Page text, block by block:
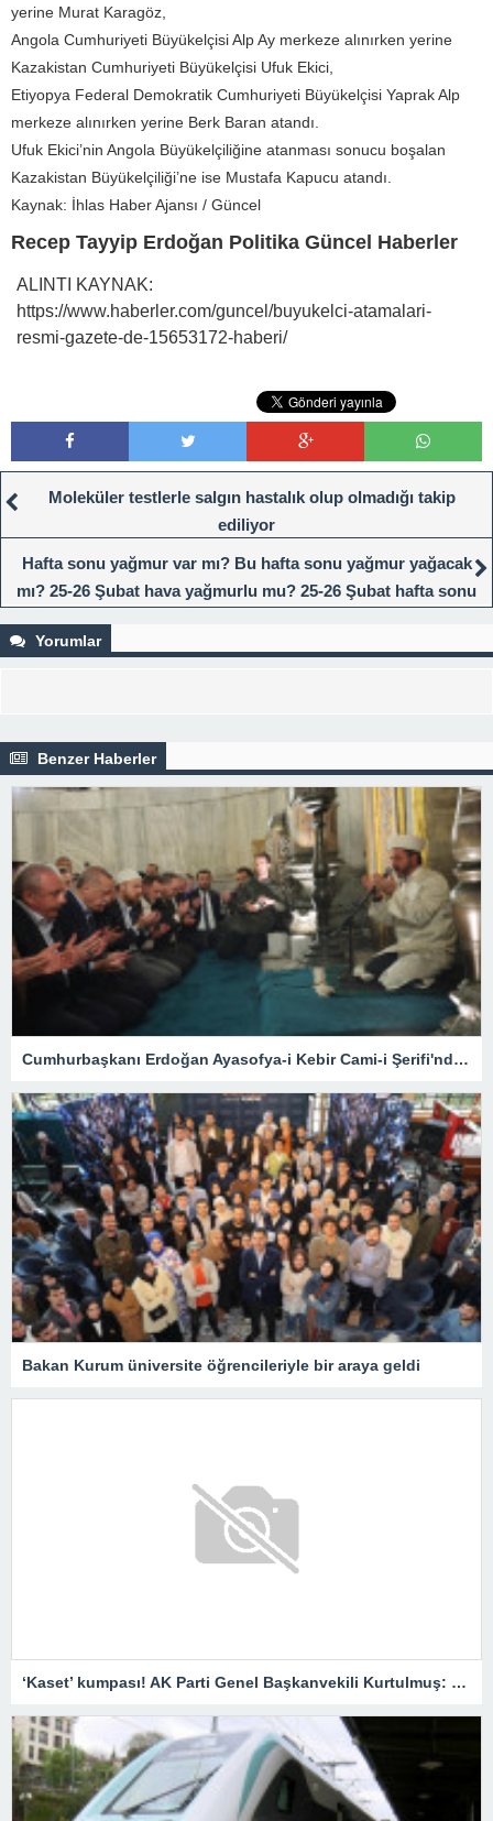
yerine Murat Karagöz,
Angola Cumhuriyeti Büyükelçisi Alp Ay merkeze alınırken yerine
Kazakistan Cumhuriyeti Büyükelçisi Ufuk Ekici,
Etiyopya Federal Demokratik Cumhuriyeti Büyükelçisi Yaprak Alp
merkeze alınırken yerine Berk Baran atandı.
Ufuk Ekici’nin Angola Büyükelçiliğine atanması sonucu boşalan
Kazakistan Büyükelçiliği’ne ise Mustafa Kapucu atandı.
Kaynak: İhlas Haber Ajansı / Güncel
Recep Tayyip Erdoğan Politika Güncel Haberler
ALINTI KAYNAK:
https://www.haberler.com/guncel/buyukelci-atamalari-
resmi-gazete-de-15653172-haberi/
Moleküler testlerle salgın hastalık olup olmadığı takip
ediliyor
Hafta sonu yağmur var mı? Bu hafta sonu yağmur yağacak
mı? 25-26 Şubat hava yağmurlu mu? 25-26 Şubat hafta sonu
Yorumlar
Benzer Haberler
Cumhurbaşkanı Erdoğan Ayasofya-i Kebir Cami-i Şerifi'nde namaz kıldı, Kur'an okudu
Bakan Kurum üniversite öğrencileriyle bir araya geldi
‘Kaset’ kumpası! AK Parti Genel Başkanvekili Kurtulmuş: Savcılar harekete geçmeli